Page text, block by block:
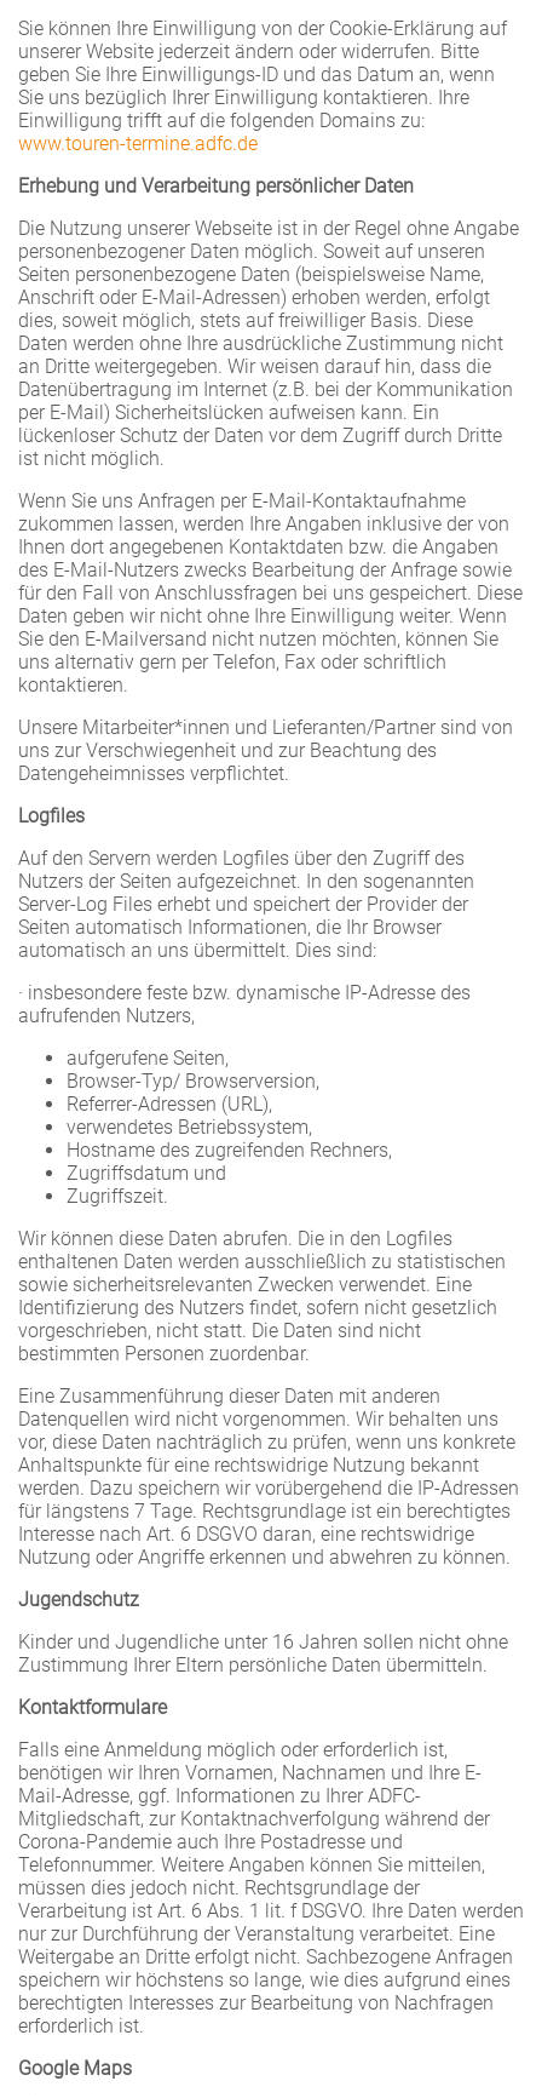
Sie können Ihre Einwilligung von der Cookie-Erklärung auf
unserer Website jederzeit ändern oder widerrufen. Bitte
geben Sie Ihre Einwilligungs-ID und das Datum an, wenn
Sie uns bezüglich Ihrer Einwilligung kontaktieren. Ihre
Einwilligung trifft auf die folgenden Domains zu:
www.touren-termine.adfc.de
Erhebung und Verarbeitung persönlicher Daten
Die Nutzung unserer Webseite ist in der Regel ohne Angabe
personenbezogener Daten möglich. Soweit auf unseren
Seiten personenbezogene Daten (beispielsweise Name,
Anschrift oder E-Mail-Adressen) erhoben werden, erfolgt
dies, soweit möglich, stets auf freiwilliger Basis. Diese
Daten werden ohne Ihre ausdrückliche Zustimmung nicht
an Dritte weitergegeben. Wir weisen darauf hin, dass die
Datenübertragung im Internet (z.B. bei der Kommunikation
per E-Mail) Sicherheitslücken aufweisen kann. Ein
lückenloser Schutz der Daten vor dem Zugriff durch Dritte
ist nicht möglich.
Wenn Sie uns Anfragen per E-Mail-Kontaktaufnahme
zukommen lassen, werden Ihre Angaben inklusive der von
Ihnen dort angegebenen Kontaktdaten bzw. die Angaben
des E-Mail-Nutzers zwecks Bearbeitung der Anfrage sowie
für den Fall von Anschlussfragen bei uns gespeichert. Diese
Daten geben wir nicht ohne Ihre Einwilligung weiter. Wenn
Sie den E-Mailversand nicht nutzen möchten, können Sie
uns alternativ gern per Telefon, Fax oder schriftlich
kontaktieren.
Unsere Mitarbeiter*innen und Lieferanten/Partner sind von
uns zur Verschwiegenheit und zur Beachtung des
Datengeheimnisses verpflichtet.
Logfiles
Auf den Servern werden Logfiles über den Zugriff des
Nutzers der Seiten aufgezeichnet. In den sogenannten
Server-Log Files erhebt und speichert der Provider der
Seiten automatisch Informationen, die Ihr Browser
automatisch an uns übermittelt. Dies sind:
· insbesondere feste bzw. dynamische IP-Adresse des
aufrufenden Nutzers,
aufgerufene Seiten,
Browser-Typ/ Browserversion,
Referrer-Adressen (URL),
verwendetes Betriebssystem,
Hostname des zugreifenden Rechners,
Zugriffsdatum und
Zugriffszeit.
Wir können diese Daten abrufen. Die in den Logfiles
enthaltenen Daten werden ausschließlich zu statistischen
sowie sicherheitsrelevanten Zwecken verwendet. Eine
Identifizierung des Nutzers findet, sofern nicht gesetzlich
vorgeschrieben, nicht statt. Die Daten sind nicht
bestimmten Personen zuordenbar.
Eine Zusammenführung dieser Daten mit anderen
Datenquellen wird nicht vorgenommen. Wir behalten uns
vor, diese Daten nachträglich zu prüfen, wenn uns konkrete
Anhaltspunkte für eine rechtswidrige Nutzung bekannt
werden. Dazu speichern wir vorübergehend die IP-Adressen
für längstens 7 Tage. Rechtsgrundlage ist ein berechtigtes
Interesse nach Art. 6 DSGVO daran, eine rechtswidrige
Nutzung oder Angriffe erkennen und abwehren zu können.
Jugendschutz
Kinder und Jugendliche unter 16 Jahren sollen nicht ohne
Zustimmung Ihrer Eltern persönliche Daten übermitteln.
Kontaktformulare
Falls eine Anmeldung möglich oder erforderlich ist,
benötigen wir Ihren Vornamen, Nachnamen und Ihre E-
Mail-Adresse, ggf. Informationen zu Ihrer ADFC-
Mitgliedschaft, zur Kontaktnachverfolgung während der
Corona-Pandemie auch Ihre Postadresse und
Telefonnummer. Weitere Angaben können Sie mitteilen,
müssen dies jedoch nicht. Rechtsgrundlage der
Verarbeitung ist Art. 6 Abs. 1 lit. f DSGVO. Ihre Daten werden
nur zur Durchführung der Veranstaltung verarbeitet. Eine
Weitergabe an Dritte erfolgt nicht. Sachbezogene Anfragen
speichern wir höchstens so lange, wie dies aufgrund eines
berechtigten Interesses zur Bearbeitung von Nachfragen
erforderlich ist.
Google Maps